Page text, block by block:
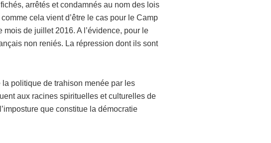
arrêtés et condamnés au nom des lois
cela vient d’être le cas pour le Camp
de juillet 2016. A l’évidence, pour le
non reniés. La répression dont ils sont
politique de trahison menée par les
aux racines spirituelles et culturelles de
que constitue la démocratie